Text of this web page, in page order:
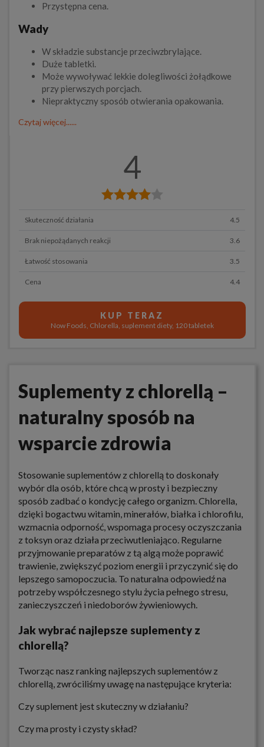
Przystępna cena.
Wady
W składzie substancje przeciwzbrylające.
Duże tabletki.
Może wywoływać lekkie dolegliwości żołądkowe
przy pierwszych porcjach.
Niepraktyczny sposób otwierania opakowania.
Czytaj więcej......
4
Skuteczność działania 4.5
Brak niepożądanych reakcji 3.6
Łatwość stosowania 3.5
Cena 4.4
KUP TERAZ
Now Foods, Chlorella, suplement diety, 120 tabletek
Suplementy z chlorellą –
naturalny sposób na
wsparcie zdrowia
Stosowanie suplementów z chlorellą to doskonały
wybór dla osób, które chcą w prosty i bezpieczny
sposób zadbać o kondycję całego organizm. Chlorella,
dzięki bogactwu witamin, minerałów, białka i chlorofilu,
wzmacnia odporność, wspomaga procesy oczyszczania
z toksyn oraz działa przeciwutleniająco. Regularne
przyjmowanie preparatów z tą algą może poprawić
trawienie, zwiększyć poziom energii i przyczynić się do
lepszego samopoczucia. To naturalna odpowiedź na
potrzeby współczesnego stylu życia pełnego stresu,
zanieczyszczeń i niedoborów żywieniowych.
Jak wybrać najlepsze suplementy z
chlorellą?
Tworząc nasz ranking najlepszych suplementów z
chlorellą, zwróciliśmy uwagę na następujące kryteria:
Czy suplement jest skuteczny w działaniu?
Czy ma prosty i czysty skład?